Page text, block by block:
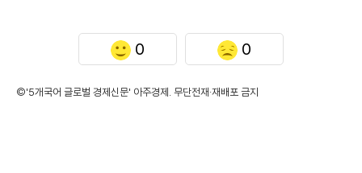
0 0
©'5개국어 글로벌 경제신문' 아주경제. 무단전재·재배포 금지